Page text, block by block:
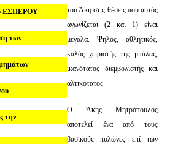
ΕΣΠΕΡΟΥ
των
την
του Άκη στις θέσεις που αυτός
αγωνίζεται (2 και 1) είναι
μεγάλα. Ψηλός, αθλητικός,
καλός χειριστής της μπάλας,
ικανότατος διεμβολιστής και
αλτικότατος.
Ο Άκης Μητρόπουλος
αποτελεί ένα από τους
βασικούς πυλώνες επί των